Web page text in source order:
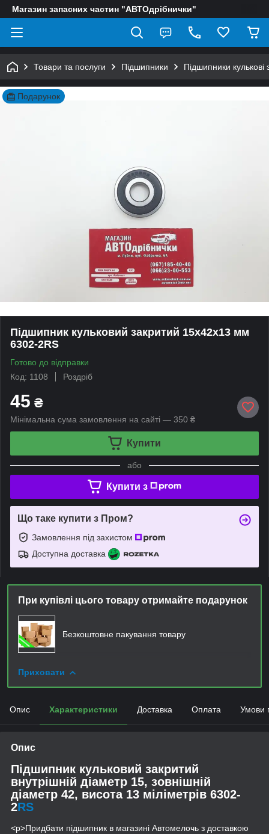
Магазин запасних частин "АВТОдрібнички"
Товари та послуги Підшипники Підшипники кулькові
Подарунок
Підшипник кульковий закритий 15х42х13 мм
6302-2RS
Готово до відправки
Код: 1108
Роздріб
45 ₴
Мінімальна сума замовлення на сайті — 350 ₴
Купити
або
Купити з
Що таке купити з Пром?
Замовлення під захистом
Доступна доставка
При купівлі цього товару отримайте подарунок
Безкоштовне пакування товару
Приховати
Опис Характеристики Доставка Оплата Умови
Опис
Підшипник кульковий закритий
внутрішній діаметр 15, зовнішній
діаметр 42, висота 13 міліметрів 6302-
2RS
<p>Придбати підшипник в магазині Автомелочь з доставкою